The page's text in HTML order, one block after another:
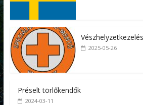
Vészhelyzetkezelés
2025-05-26
Préselt törlőkendők
2024-03-11